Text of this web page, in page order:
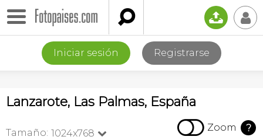
 📤 👤
Iniciar sesión Registrarse
Lanzarote, Las Palmas, España
Tamaño: 1024x768   Zoom ?